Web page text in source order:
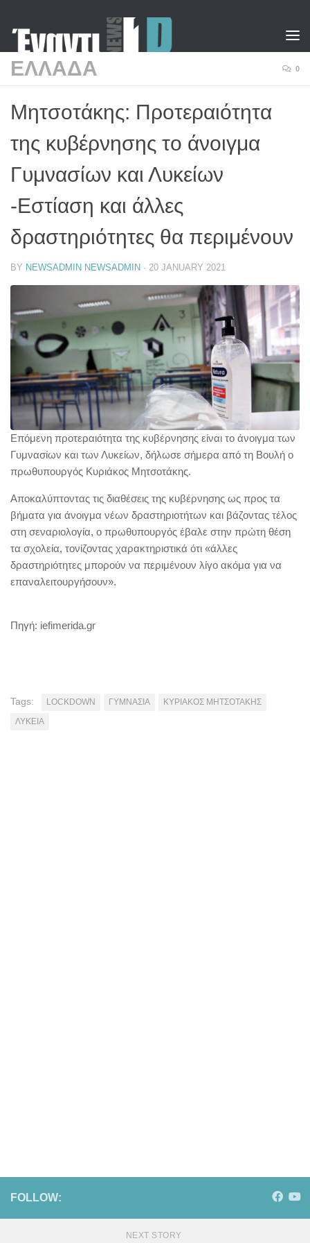
ΕΛΛΑΔΑ 0
Μητσοτάκης: Προτεραιότητα
της κυβέρνησης το άνοιγμα
Γυμνασίων και Λυκείων
-Εστίαση και άλλες
δραστηριότητες θα περιμένουν
BY NEWSADMIN NEWSADMIN · 20 JANUARY 2021
Επόμενη προτεραιότητα της κυβέρνησης είναι το άνοιγμα των
Γυμνασίων και των Λυκείων, δήλωσε σήμερα από τη Βουλή ο
πρωθυπουργός Κυριάκος Μητσοτάκης.
Αποκαλύπτοντας τις διαθέσεις της κυβέρνησης ως προς τα
βήματα για άνοιγμα νέων δραστηριοτήτων και βάζοντας τέλος
στη σεναριολογία, ο πρωθυπουργός έβαλε στην πρώτη θέση
τα σχολεία, τονίζοντας χαρακτηριστικά ότι «άλλες
δραστηριότητες μπορούν να περιμένουν λίγο ακόμα για να
επαναλειτουργήσουν».
Πηγή: iefimerida.gr
Tags: LOCKDOWN ΓΥΜΝΑΣΙΑ
ΚΥΡΙΑΚΟΣ ΜΗΤΣΟΤΑΚΗΣ
ΛΥΚΕΙΑ
FOLLOW:
NEXT STORY